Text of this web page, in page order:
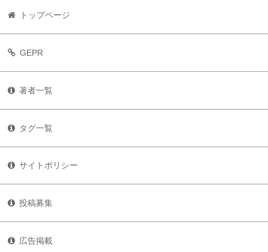
トップページ
GEPR
著者一覧
タグ一覧
サイトポリシー
投稿募集
広告掲載